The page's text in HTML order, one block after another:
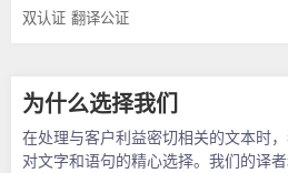
双认证 翻译公证
为什么选择我们
在处理与客户利益密切相关的文本时
对文字和语句的精心选择。我们的译